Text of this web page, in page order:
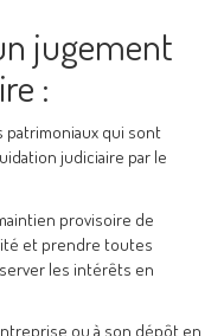
jugement
:
patrimoniaux qui sont
judiciaire par le
provisoire de
et prendre toutes
les intérêts en
ou à son dépôt en